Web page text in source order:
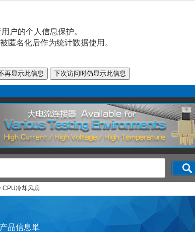
户的个人信息保护。
匿名化后作为统计数据使用。
CPU冷却风扇
品信息単